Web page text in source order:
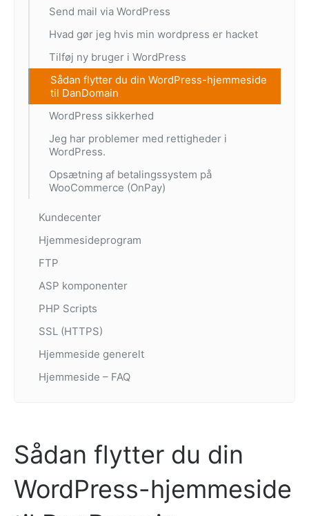
Send mail via WordPress
Hvad gør jeg hvis min wordpress er hacket
Tilføj ny bruger i WordPress
Sådan flytter du din WordPress-hjemmeside
til DanDomain
WordPress sikkerhed
Jeg har problemer med rettigheder i
WordPress.
Opsætning af betalingssystem på
WooCommerce (OnPay)
Kundecenter
Hjemmesideprogram
FTP
ASP komponenter
PHP Scripts
SSL (HTTPS)
Hjemmeside generelt
Hjemmeside – FAQ
Sådan flytter du din
WordPress-hjemmeside